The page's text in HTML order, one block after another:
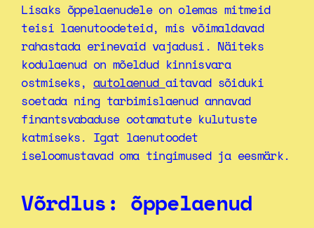
Lisaks õppelaenudele on olemas mitmeid
teisi laenutoodeteid, mis võimaldavad
rahastada erinevaid vajadusi. Näiteks
kodulaenud on mõeldud kinnisvara
ostmiseks,autolaenud aitavad sõiduki
soetada ning tarbimislaenud annavad
finantsvabaduse ootamatute kulutuste
katmiseks. Igat laenutoodet
iseloomustavad oma tingimused ja eesmärk.
Võrdlus: õppelaenud